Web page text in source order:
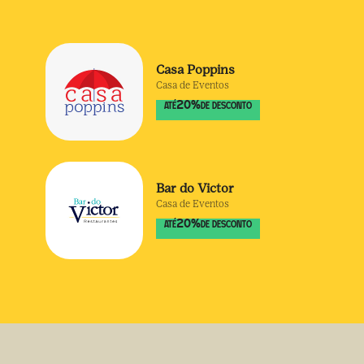
Casa Poppins
Casa de Eventos
ATÉ20% DE DESCONTO
Bar do Victor
Casa de Eventos
ATÉ20% DE DESCONTO